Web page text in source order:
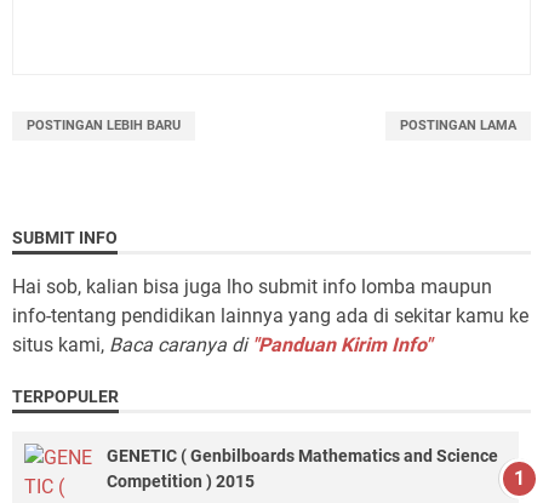
POSTINGAN LEBIH BARU POSTINGAN LAMA
SUBMIT INFO
Hai sob, kalian bisa juga lho submit info lomba maupun
info-tentang pendidikan lainnya yang ada di sekitar kamu ke
situs kami, Baca caranya di "Panduan Kirim Info"
TERPOPULER
GENETIC ( Genbilboards Mathematics and Science
Competition ) 2015